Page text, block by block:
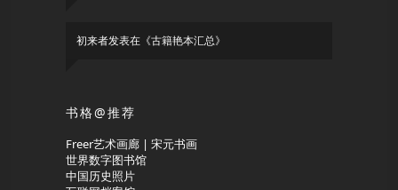
初来者发表在《古籍艳本汇总》
书格@推荐
Freer艺术画廊 | 宋元书画
世界数字图书馆
中国历史照片